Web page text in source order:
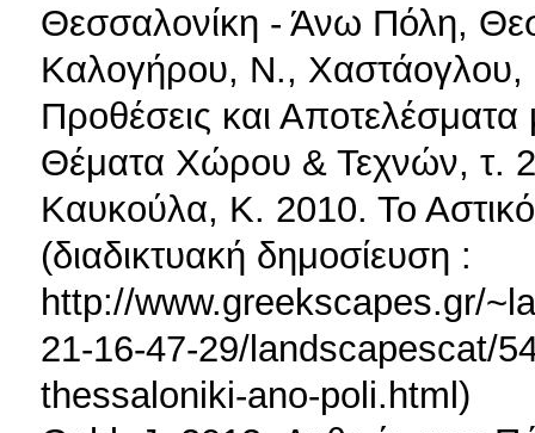
Θεσσαλονίκη - Άνω Πόλη,
Καλογήρου, Ν.,
Προθέσεις και
Θέματα Χώρου & Τεχνών, τ.
Καυκούλα, Κ. 2010. Το
(διαδικτυακή δημοσίευση :
http://www.greekscapes.gr/
21-16-47-29/landscapescat/
thessaloniki-ano-poli.html)